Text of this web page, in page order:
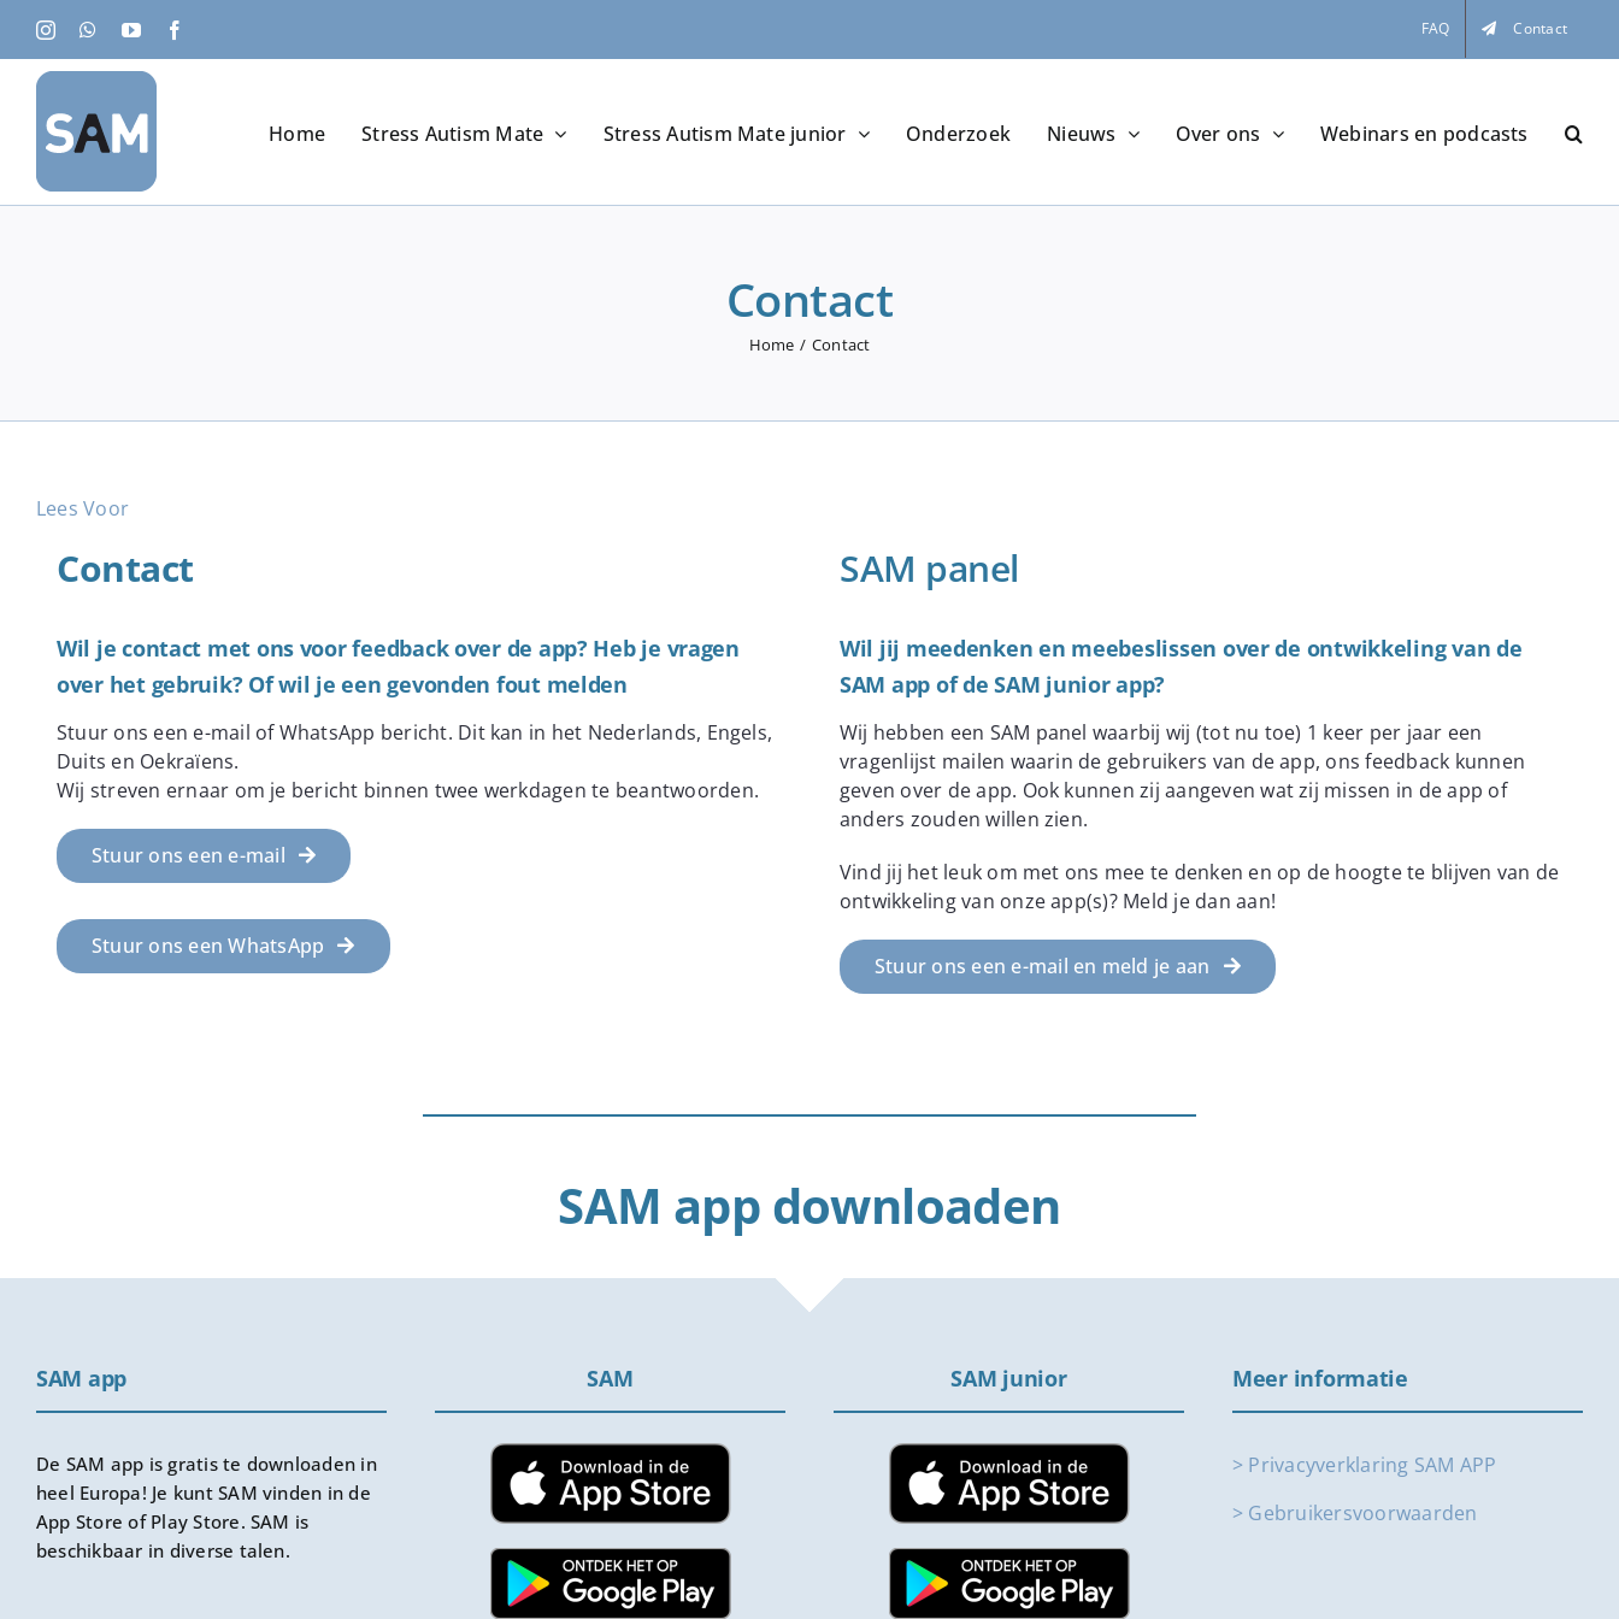
naar
inhoud
InstagramWhatsApp
YouTube FAQ Contact
Home Stress Autism Mate Stress Autism Mate junior Onderzoek Nieuws Over ons Webinars en podcasts
Contact
Home Contact
Lees Voor
Contact
Wil je contact met ons voor feedback over de app? Heb je vragen
over het gebruik? Of wil je een gevonden fout melden
Stuur ons een e-mail of WhatsApp bericht. Dit kan in het Nederlands, Engels,
Duits en Oekraïens.
Wij streven ernaar om je bericht binnen twee werkdagen te beantwoorden.
Stuur ons een e-mail
Stuur ons een WhatsApp
SAM panel
Wil jij meedenken en meebeslissen over de ontwikkeling van de
SAM app of de SAM junior app?
Wij hebben een SAM panel waarbij wij (tot nu toe) 1 keer per jaar een
vragenlijst mailen waarin de gebruikers van de app, ons feedback kunnen
geven over de app. Ook kunnen zij aangeven wat zij missen in de app of
anders zouden willen zien.
Vind jij het leuk om met ons mee te denken en op de hoogte te blijven van de
ontwikkeling van onze app(s)? Meld je dan aan!
Stuur ons een e-mail en meld je aan
SAM app downloaden
SAM app
De SAM app is gratis te downloaden in
heel Europa! Je kunt SAM vinden in de
App Store of Play Store. SAM is
beschikbaar in diverse talen.
SAM SAM junior Meer informatie
> Privacyverklaring SAM APP
> Gebruikersvoorwaarden